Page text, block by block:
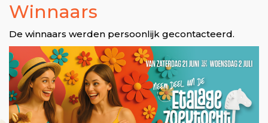
Winnaars
De winnaars werden persoonlijk gecontacteerd.